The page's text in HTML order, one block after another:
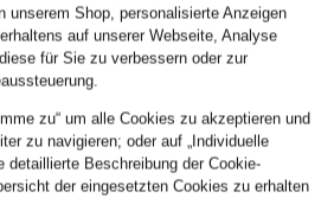
unserem Shop, personalisierte Anzeigen
auf unserer Webseite, Analyse
für Sie zu verbessern oder zur
zu“ um alle Cookies zu akzeptieren und
zu navigieren; oder auf „Individuelle
detaillierte Beschreibung der Cookie-
der eingesetzten Cookies zu erhalten